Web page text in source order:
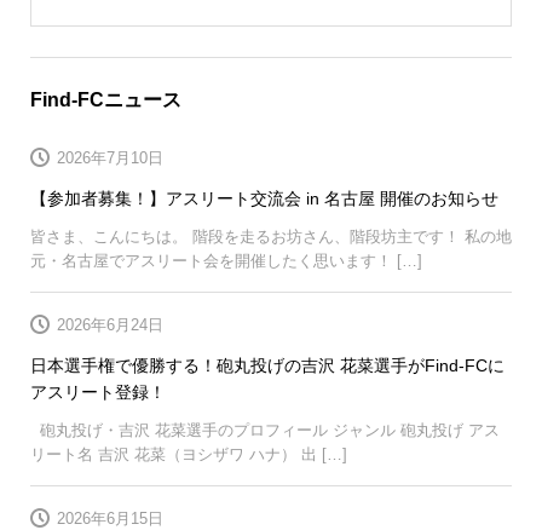
Find-FCニュース
【参加者募集！】アスリート交流会 in 名古屋 開催のお知らせ
2026年7月10日
皆さま、こんにちは。 階段を走るお坊さん、階段坊主です！ 私の地
元・名古屋でアスリート会を開催したく思います！ […]
日本選手権で優勝する！砲丸投げの吉沢 花菜選手がFind-FCに
アスリート登録！
2026年6月24日
砲丸投げ・吉沢 花菜選手のプロフィール ジャンル 砲丸投げ アス
リート名 吉沢 花菜（ヨシザワ ハナ） 出 […]
2026年6月15日